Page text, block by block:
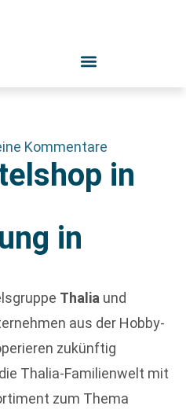
Kommentare
in
in
Thalia und
aus der Hobby-
zukünftig
Thalia-Familienwelt mit
zum Thema